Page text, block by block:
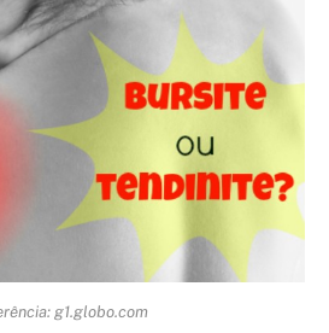
g1.globo.com